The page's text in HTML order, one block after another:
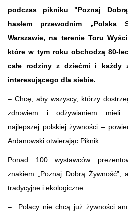
podczas pikniku "Poznaj
hasłem przewodnim
Warszawie, na terenie Toru
które w tym roku obchodzą 80-
całe rodziny z dziećmi i każdy
interesującego dla siebie.
– Chcę, aby wszyscy, którzy
zdrowiem i odżywianiem mieli
najlepszej polskiej żywności –
Ardanowski otwierając Piknik.
Ponad 100 wystawców
znakiem „Poznaj Dobrą Żywność”,
tradycyjne i ekologiczne.
– Polacy nie chcą już żywności